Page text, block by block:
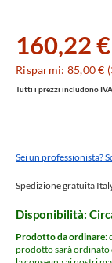
160,22 €
Risparmi: 85,00 €
Tutti i prezzi includono IVA
Sei un professionista?
Spedizione gratuita
Disponibilità:
Prodotto da ordinare:
prodotto sarà ordinato